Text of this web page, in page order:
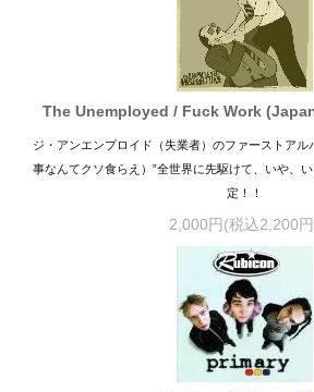
The Unemployed / Fuck Work
ジ・アンエンプロイド（失業者）のファーストアル
事なんてクソ食らえ）”全世界に先駆けて、いや、
定！！
2,000円(税込2,200